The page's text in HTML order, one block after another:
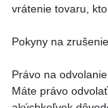
vrátenie tovaru,
Pokyny na zrušenie
Právo na odvolanie
Máte právo